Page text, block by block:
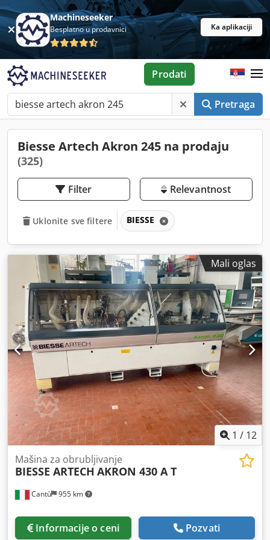
Machineseeker
Besplatno u prodavnici Ka aplikaciji
Pretraga
Prodati
Biesse Artech Akron 245 na prodaju
(325)
Filter Relevantnost
Uklonite sve filtere BIESSE
Mali oglas
1 / 12
Cantù 955 km
Mašina za obrubljivanje
BIESSE ARTECH AKRON 430 A T
Informacije o ceni Pozvati